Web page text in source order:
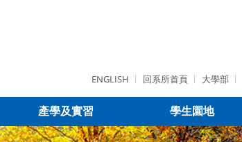
ENGLISH 回系所首頁 大學部
產學及實習 學生園地